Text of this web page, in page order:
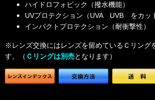
ハイドロフォビック（撥水機能）
UVプロテクション（UVA UVB をカッ
インパクトプロテクション（耐衝撃性）
※レンズ交換にはレンズを留めているＣリング
す。（ Ｃリングは別売となります）